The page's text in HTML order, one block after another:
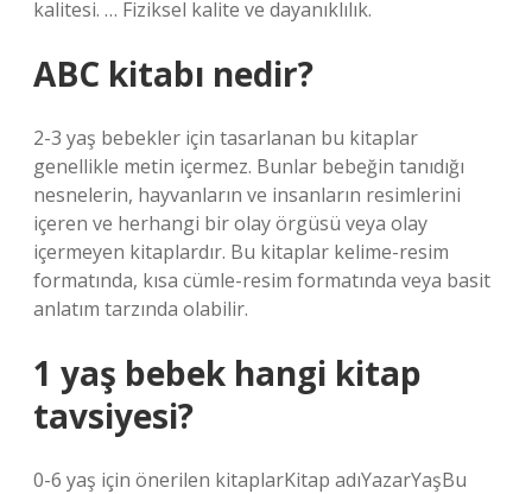
kalitesi. … Fiziksel kalite ve dayanıklılık.
ABC kitabı nedir?
2-3 yaş bebekler için tasarlanan bu kitaplar
genellikle metin içermez. Bunlar bebeğin tanıdığı
nesnelerin, hayvanların ve insanların resimlerini
içeren ve herhangi bir olay örgüsü veya olay
içermeyen kitaplardır. Bu kitaplar kelime-resim
formatında, kısa cümle-resim formatında veya basit
anlatım tarzında olabilir.
1 yaş bebek hangi kitap
tavsiyesi?
0-6 yaş için önerilen kitaplarKitap adıYazarYaşBu